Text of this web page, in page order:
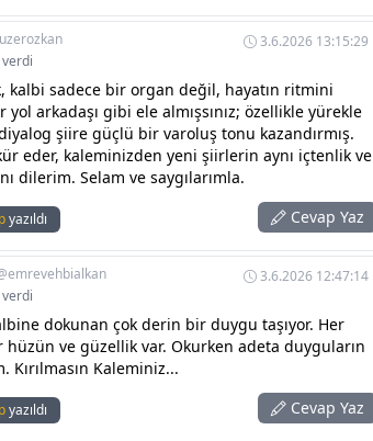
3.6.2026 13:15:29
kalbi sadece bir organ değil, hayatın ritmini
arkadaşı gibi ele almışsınız; özellikle yürekle
şiire güçlü bir varoluş tonu kazandırmış.
eder, kaleminizden yeni şiirlerin aynı içtenlik ve
dilerim. Selam ve saygılarımla.
yazıldı Cevap Yaz
3.6.2026 12:47:14
dokunan çok derin bir duygu taşıyor. Her
hüzün ve güzellik var. Okurken adeta duyguların
Kırılmasın Kaleminiz...
yazıldı Cevap Yaz